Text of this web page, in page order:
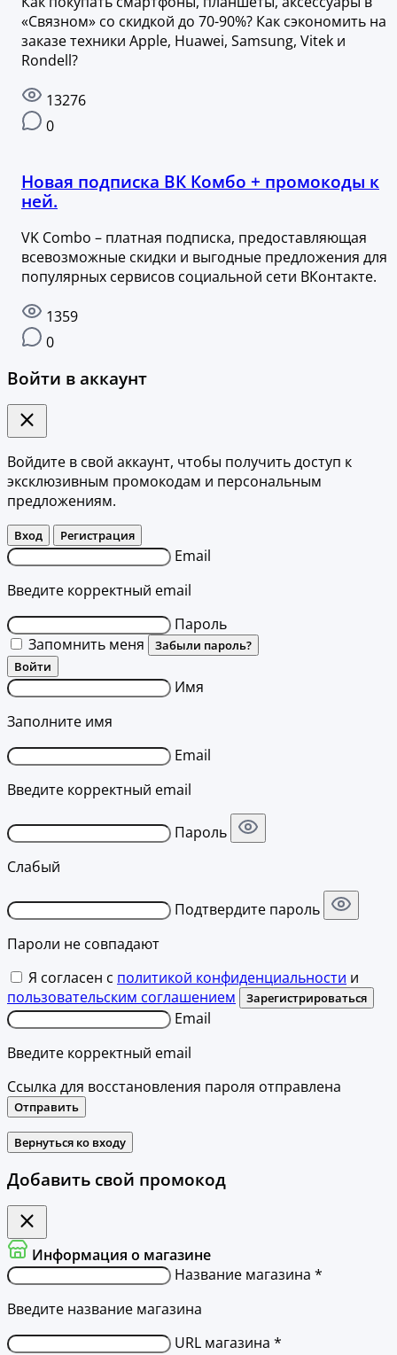
«Связном» со скидкой до 70-90%? Как сэкономить на
заказе техники Apple, Huawei, Samsung, Vitek и
Rondell?
13276
0
Новая подписка ВК Комбо + промокоды к
ней.
VK Combo – платная подписка, предоставляющая
всевозможные скидки и выгодные предложения для
популярных сервисов социальной сети ВКонтакте.
1359
0
Войти в аккаунт
Войдите в свой аккаунт, чтобы получить доступ к
эксклюзивным промокодам и персональным
предложениям.
Вход Регистрация
Email
Введите корректный email
Пароль
Запомнить меня
Забыли пароль?
Войти
Имя
Заполните имя
Email
Введите корректный email
Пароль
Слабый
Подтвердите пароль
Пароли не совпадают
Я согласен с политикой конфиденциальности и
пользовательским соглашением
Зарегистрироваться
Email
Введите корректный email
Ссылка для восстановления пароля отправлена
Отправить
Вернуться ко входу
Добавить свой промокод
Информация о магазине
Название магазина *
Введите название магазина
URL магазина *